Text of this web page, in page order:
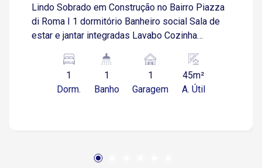
Lindo Sobrado em Construção no Bairro Piazza
di Roma I 1 dormitório Banheiro social Sala de
estar e jantar integradas Lavabo Cozinha
(churrasqueira, pia e área de serviço) 1 vaga de
garagem Área construída: 45 m² Excelente
localização: próximo a supermercados, escolas,
Maluf e à Rodovia Raposo Tavares. Agende já
1
Dorm.
1
Banho
1
Garagem
45m²
A. Útil